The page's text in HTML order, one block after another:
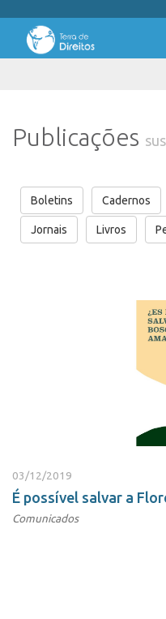
Publicações
Boletins Cadernos
Jornais Livros
03/12/2019
É possível salvar a
Comunicados